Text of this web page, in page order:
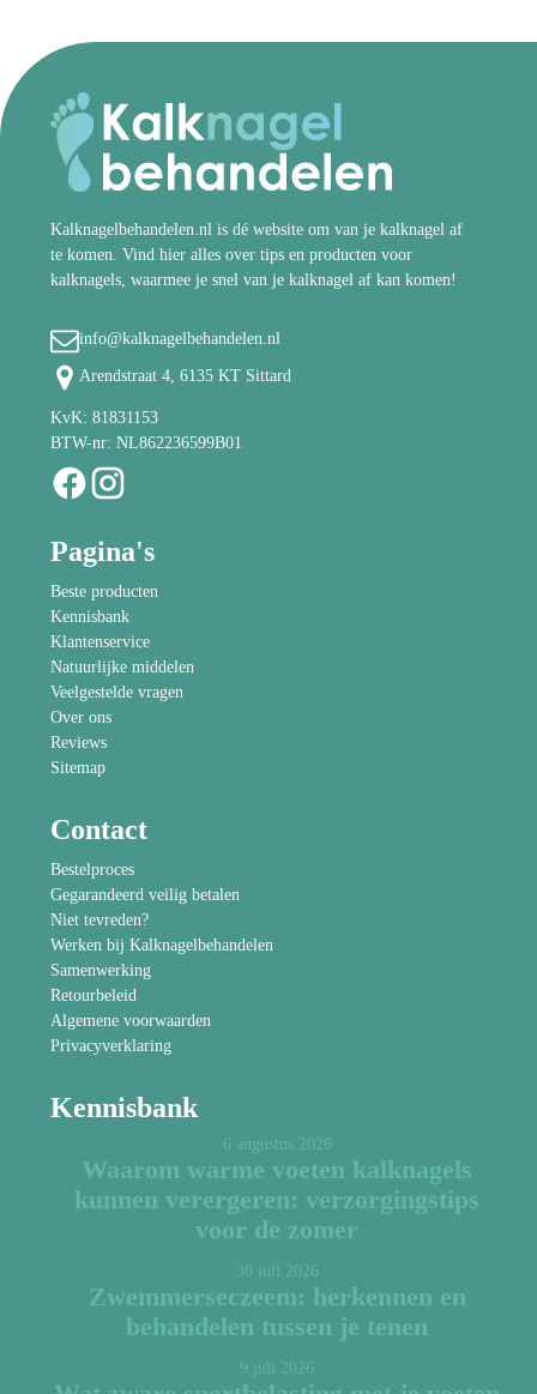
Kalknagelbehandelen.nl is dé website om van je kalknagel af
te komen. Vind hier alles over tips en producten voor
kalknagels, waarmee je snel van je kalknagel af kan komen!
info@kalknagelbehandelen.nl
Arendstraat 4, 6135 KT Sittard
KvK: 81831153
BTW-nr: NL862236599B01
Pagina's
Beste producten
Kennisbank
Klantenservice
Natuurlijke middelen
Veelgestelde vragen
Over ons
Reviews
Sitemap
Contact
Bestelproces
Gegarandeerd veilig betalen
Niet tevreden?
Werken bij Kalknagelbehandelen
Samenwerking
Retourbeleid
Algemene voorwaarden
Privacyverklaring
Kennisbank
6 augustus 2026
Waarom warme voeten kalknagels
kunnen verergeren: verzorgingstips
voor de zomer
30 juli 2026
Zwemmerseczeem: herkennen en
behandelen tussen je tenen
9 juli 2026